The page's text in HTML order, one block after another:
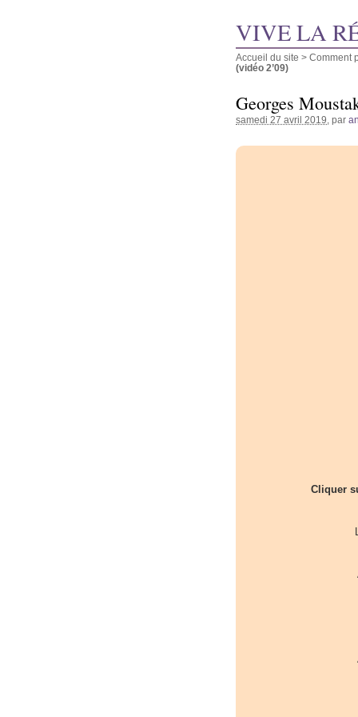
VIVE LA
Accueil du site > Comment
(vidéo 2’09)
Georges
samedi 27 avril 2019 , par
Cliquer